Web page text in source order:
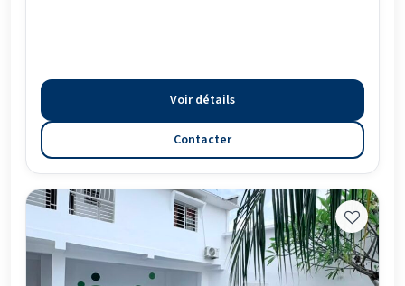
Voir détails
Contacter